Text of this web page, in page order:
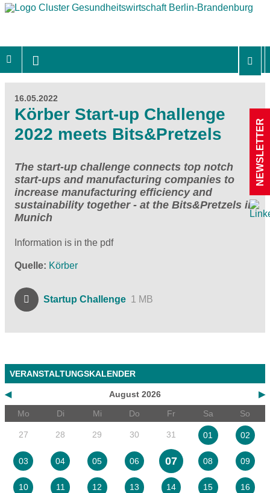
16.05.2022
Körber Start-up Challenge
2022 meets Bits&Pretzels
The start-up challenge connects top notch
start-ups and manufacturing companies to
increase manufacturing efficiency and
sustainability together - at the Bits&Pretzels in
Munich
Information is in the pdf
Quelle Körber
Startup Challenge 1 MB
VERANSTALTUNGSKALENDER
◀ ▶
August 2026
Mo
Di Mi Do Fr Sa So
27 28 29 30 31 01 02
03 04 05 06 07 08 09
10 11 12 13 14 15 16
NEWSLETTER